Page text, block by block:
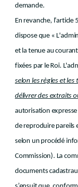
demande.
En revanche,
dispose que «
et la tenue au
fixées par le Roi.
selon les règles et
délivrer des extraits
autorisation
de reproduire pareils
selon un procédé
Commission). La
documents